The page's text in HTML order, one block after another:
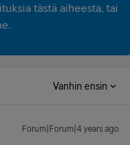
tästä aiheesta, tai
Vanhin ensin
Forum|Forum|4 years ago